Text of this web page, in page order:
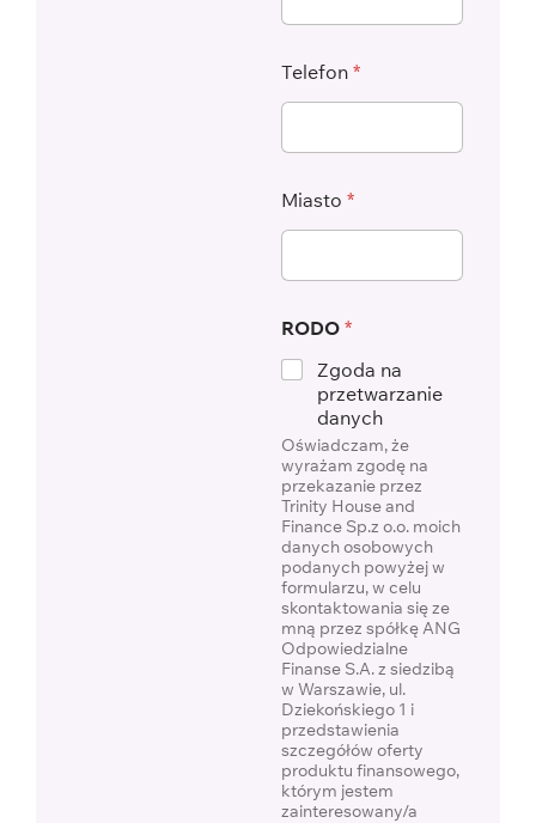
Telefon *
Miasto *
RODO *
Zgoda na
przetwarzanie
danych
Oświadczam, że
wyrażam zgodę na
przekazanie przez
Trinity House and
Finance Sp.z o.o. moich
danych osobowych
podanych powyżej w
formularzu, w celu
skontaktowania się ze
mną przez spółkę ANG
Odpowiedzialne
Finanse S.A. z siedzibą
w Warszawie, ul.
Dziekońskiego 1 i
przedstawienia
szczegółów oferty
produktu finansowego,
którym jestem
zainteresowany/a